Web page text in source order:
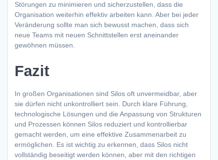
Störungen zu minimieren und sicherzustellen, dass die
Organisation weiterhin effektiv arbeiten kann. Aber bei jeder
Veränderung sollte man sich bewusst machen, dass sich
neue Teams mit neuen Schnittstellen erst aneinander
gewöhnen müssen.
Fazit
In großen Organisationen sind Silos oft unvermeidbar, aber
sie dürfen nicht unkontrolliert sein. Durch klare Führung,
technologische Lösungen und die Anpassung von Strukturen
und Prozessen können Silos reduziert und kontrollierbar
gemacht werden, um eine effektive Zusammenarbeit zu
ermöglichen. Es ist wichtig zu erkennen, dass Silos nicht
vollständig beseitigt werden können, aber mit den richtigen